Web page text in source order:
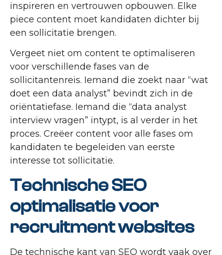
inspireren en vertrouwen opbouwen. Elke
piece content moet kandidaten dichter bij
een sollicitatie brengen.
Vergeet niet om content te optimaliseren
voor verschillende fases van de
sollicitantenreis. Iemand die zoekt naar “wat
doet een data analyst” bevindt zich in de
oriëntatiefase. Iemand die “data analyst
interview vragen” intypt, is al verder in het
proces. Creëer content voor alle fases om
kandidaten te begeleiden van eerste
interesse tot sollicitatie.
Technische SEO
optimalisatie voor
recruitment websites
De technische kant van SEO wordt vaak over